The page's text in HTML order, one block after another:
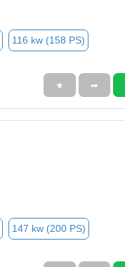
116 kw (158 PS)
★ ➦
147 kw (200 PS)